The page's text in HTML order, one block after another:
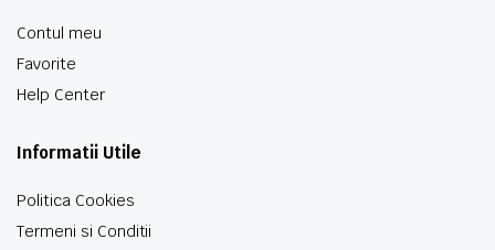
Contul meu
Favorite
Help Center
Informatii Utile
Politica Cookies
Termeni si Conditii